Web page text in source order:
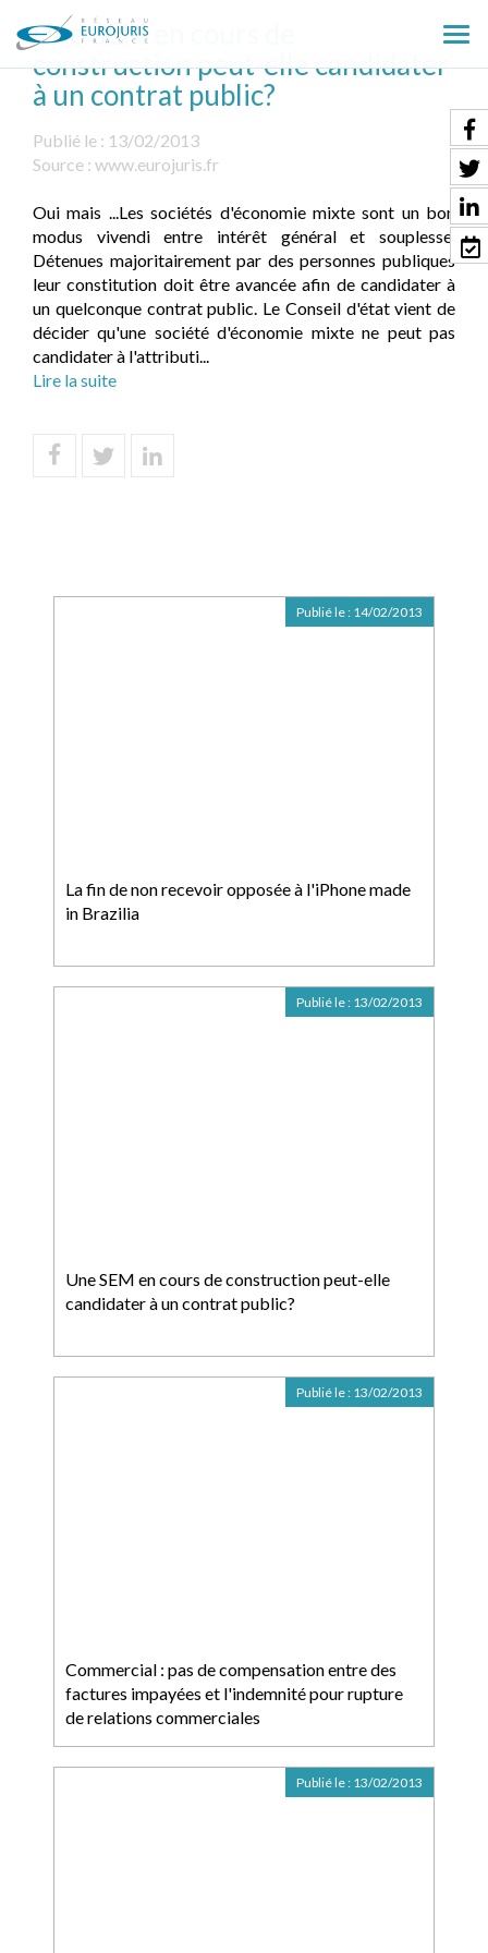
le
Une SEM en cours de
construction peut-elle candidater
à un contrat public?
Publié le : 13/02/2013
Source : www.eurojuris.fr
Oui mais ...Les sociétés d'économie mixte sont un bon
modus vivendi entre intérêt général et souplesse.
Détenues majoritairement par des personnes publiques
leur constitution doit être avancée afin de candidater à
un quelconque contrat public. Le Conseil d'état vient de
décider qu'une société d'économie mixte ne peut pas
candidater à l'attributi...
Lire la suite
La fin de non recevoir opposée à l'iPhone made
in Brazilia
Publié le : 14/02/2013
Une SEM en cours de construction peut-elle
candidater à un contrat public?
Publié le : 13/02/2013
Commercial : pas de compensation entre des
factures impayées et l'indemnité pour rupture
de relations commerciales
Publié le : 13/02/2013
Publié le : 13/02/2013